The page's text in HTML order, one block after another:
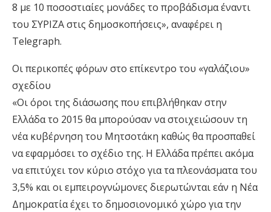
8 με 10 ποσοστιαίες μονάδες το προβάδισμα έναντι
του ΣΥΡΙΖΑ στις δημοσκοπήσεις», αναφέρει η
Telegraph.
Οι περικοπές φόρων στο επίκεντρο του «γαλάζιου»
σχεδίου
«Οι όροι της διάσωσης που επιβλήθηκαν στην
Ελλάδα το 2015 θα μπορούσαν να στοιχειώσουν τη
νέα κυβέρνηση του Μητσοτάκη καθώς θα προσπαθεί
να εφαρμόσει το σχέδιο της. Η Ελλάδα πρέπει ακόμα
να επιτύχει τον κύριο στόχο για τα πλεονάσματα του
3,5% και οι εμπειρογνώμονες διερωτώνται εάν η Νέα
Δημοκρατία έχει το δημοσιονομικό χώρο για την